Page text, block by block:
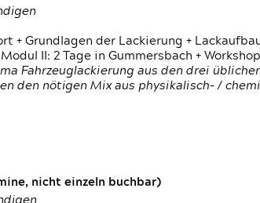
+ Grundlagen der Lackierung +
II: 2 Tage in Gummersbach +
Fahrzeuglackierung aus den drei
den nötigen Mix aus physikalisch- /
nicht einzeln buchbar)